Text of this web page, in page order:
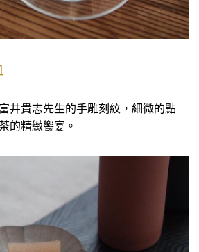
井貴志先生的手雕刻紋，細微的點
的精緻饗宴。